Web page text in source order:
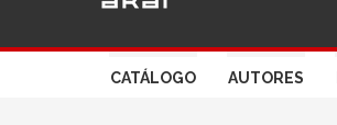
CATÁLOGO AUTORES